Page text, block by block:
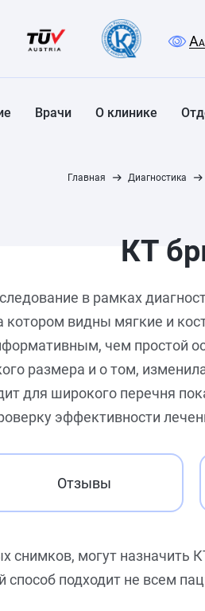
AA
Врачи О клинике
Главная Диагностика
КТ
в рамках
видны мягкие и
чем простой
размера и о том,
для широкого перечня
эффективности
Отзывы
снимков, могут
подходит не всем